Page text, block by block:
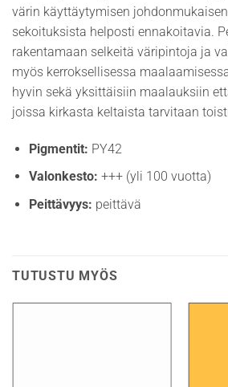
värin käyttäytymisen
sekoituksista helposti ennakoitavia.
rakentamaan selkeitä väripintoja ja
myös kerroksellisessa
hyvin sekä yksittäisiin maalauksiin
joissa kirkasta keltaista tarvitaan
Pigmentit: PY42
Valonkesto: +++ (yli 100 vuotta)
Peittävyys: peittävä
TUTUSTU MYÖS